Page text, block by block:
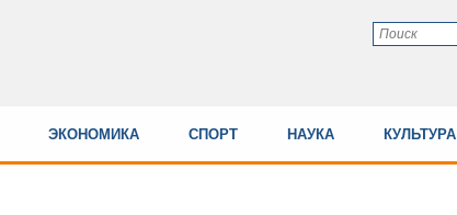
ЭКОНОМИКА СПОРТ НАУКА КУЛЬТУРА